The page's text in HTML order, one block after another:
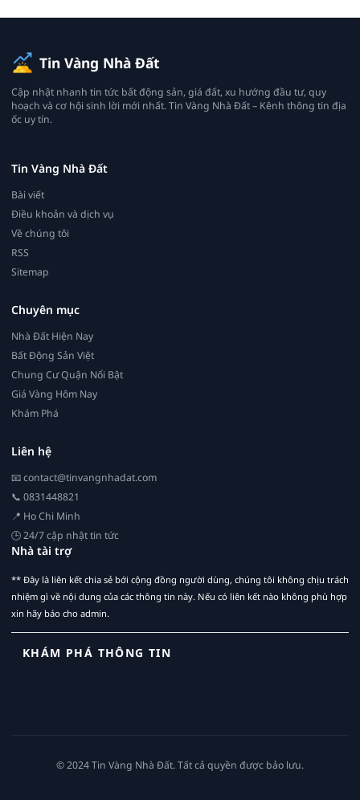
Tin Vàng Nhà Đất
Cập nhật nhanh tin tức bất động sản, giá đất, xu hướng đầu tư, quy
hoạch và cơ hội sinh lời mới nhất. Tin Vàng Nhà Đất – Kênh thông tin địa
ốc uy tín.
Tin Vàng Nhà Đất
Bài viết
Điều khoản và dịch vụ
Về chúng tôi
RSS
Sitemap
Chuyên mục
Nhà Đất Hiện Nay
Bất Động Sản Việt
Chung Cư Quận Nổi Bật
Giá Vàng Hôm Nay
Khám Phá
Liên hệ
📧contact@tinvangnhadat.com
📞 0831448821
📍 Ho Chi Minh
🕒 24/7 cập nhật tin tức
Nhà tài trợ
** Đây là liên kết chia sẻ bới cộng đồng người dùng, chúng tôi không chịu trách
nhiệm gì về nội dung của các thông tin này. Nếu có liên kết nào không phù hợp
xin hãy báo cho admin.
KHÁM PHÁ THÔNG TIN
© 2024 Tin Vàng Nhà Đất. Tất cả quyền được bảo lưu.